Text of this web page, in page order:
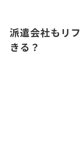
派遣会社もリ
きる？